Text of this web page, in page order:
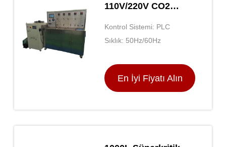
110V/220V CO2
Ekstraksiyon
Makinesi
Kontrol Sistemi: PLC
Sıklık: 50Hz/60Hz
En İyi Fiyatı Alın